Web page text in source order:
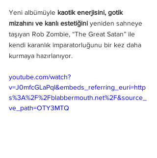
Yeni albümüyle kaotik enerjisini, gotik
mizahını ve kanlı estetiğini yeniden sahneye
taşıyan Rob Zombie, “The Great Satan” ile
kendi karanlık imparatorluğunu bir kez daha
kurmaya hazırlanıyor.
youtube.com/watch?
v=J0mfcGLaPqI&embeds_referring_euri=http
s%3A%2F%2Fblabbermouth.net%2F&source_
ve_path=OTY3MTQ